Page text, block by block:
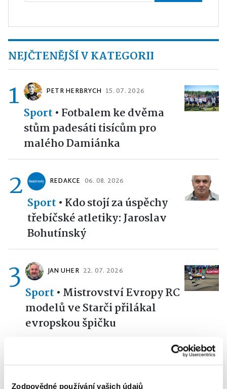
Zodpovědné používání vašich údajů
NEJČTENĚJŠÍ V KATEGORII
1 PETR HERBRYCH 15. 07. 2026
Sport • Fotbalem ke dvěma
stům padesáti tisícům pro
malého Damiánka
2 REDAKCE 06. 08. 2026
Sport • Kdo stojí za úspěchy
třebíčské atletiky: Jaroslav
Bohutínský
3 JAN UHER 22. 07. 2026
Sport • Mistrovství Evropy RC
modelů ve Starči přilákal
evropskou špičku
4 Sport•Třebíč bude v srpnu